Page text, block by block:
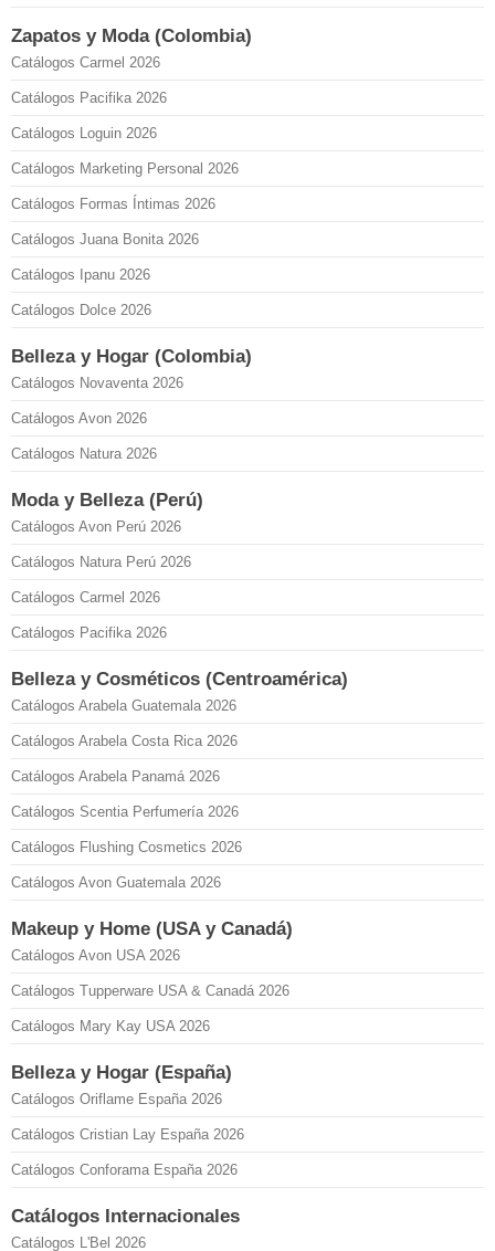
Zapatos y Moda (Colombia)
Catálogos Carmel 2026
Catálogos Pacifika 2026
Catálogos Loguin 2026
Catálogos Marketing Personal 2026
Catálogos Formas Íntimas 2026
Catálogos Juana Bonita 2026
Catálogos Ipanu 2026
Catálogos Dolce 2026
Belleza y Hogar (Colombia)
Catálogos Novaventa 2026
Catálogos Avon 2026
Catálogos Natura 2026
Moda y Belleza (Perú)
Catálogos Avon Perú 2026
Catálogos Natura Perú 2026
Catálogos Carmel 2026
Catálogos Pacifika 2026
Belleza y Cosméticos (Centroamérica)
Catálogos Arabela Guatemala 2026
Catálogos Arabela Costa Rica 2026
Catálogos Arabela Panamá 2026
Catálogos Scentia Perfumería 2026
Catálogos Flushing Cosmetics 2026
Catálogos Avon Guatemala 2026
Makeup y Home (USA y Canadá)
Catálogos Avon USA 2026
Catálogos Tupperware USA & Canadá 2026
Catálogos Mary Kay USA 2026
Belleza y Hogar (España)
Catálogos Oriflame España 2026
Catálogos Cristian Lay España 2026
Catálogos Conforama España 2026
Catálogos Internacionales
Catálogos L'Bel 2026